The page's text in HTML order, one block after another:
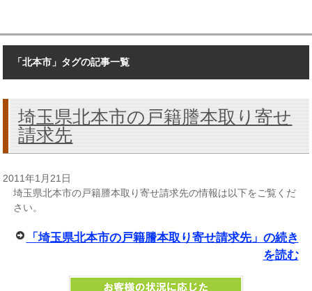
「北本市」タグの記事一覧
埼玉県北本市の戸籍謄本取り寄せ
請求先
2011年1月21日
埼玉県北本市の戸籍謄本取り寄せ請求先の情報は以下をご覧くだ
さい。
「埼玉県北本市の戸籍謄本取り寄せ請求先」の続き
を読む